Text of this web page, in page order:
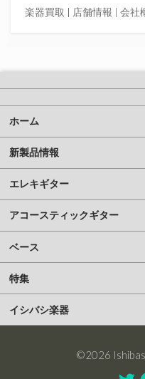
楽器買取 | 店舗情報 | 会社
ホーム
新製品情報
エレキギター
アコースティックギター
ベース
特集
イシバシ楽器
©2026